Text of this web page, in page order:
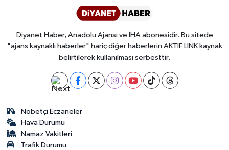
Diyanet Haber, Anadolu Ajansı ve İHA abonesidir. Bu sitede
"ajans kaynaklı haberler" hariç diğer haberlerin AKTİF LİNK kaynak
belirtilerek kullanılması serbesttir.
Nöbetçi Eczaneler
Hava Durumu
Namaz Vakitleri
Trafik Durumu